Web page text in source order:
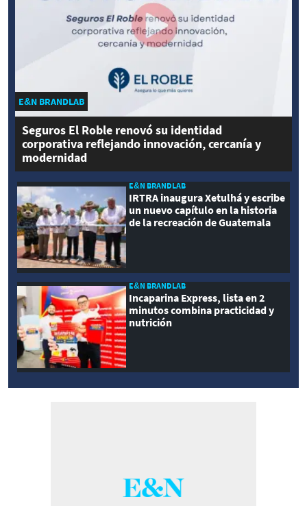
E&N BRANDLAB
Seguros El Roble renovó su identidad
corporativa reflejando innovación, cercanía y
modernidad
E&N BRANDLAB
IRTRA inaugura Xetulhá y escribe
un nuevo capítulo en la historia
de la recreación de Guatemala
E&N BRANDLAB
Incaparina Express, lista en 2
minutos combina practicidad y
nutrición